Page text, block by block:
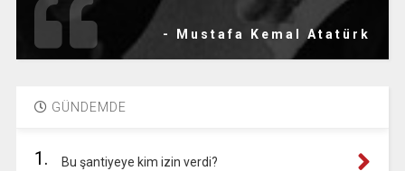
- Mustafa Kemal Atatürk
GÜNDEMDE
1. Bu şantiyeye kim izin verdi?